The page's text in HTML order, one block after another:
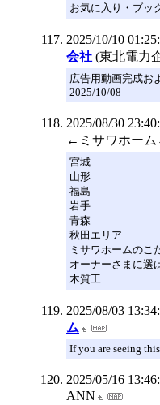
お気に入り・ブッ
2025/10/10
会社 (東北電力
広告用動画完成お
2025/10/08
2025/08/30
←ミサワホー
宮城
山形
福島
岩手
青森
秋田エリア
ミサワホームのこ
オーナーさまに選
木質工
2025/08/03
ム
If you are seeing
2025/05/16
ANN